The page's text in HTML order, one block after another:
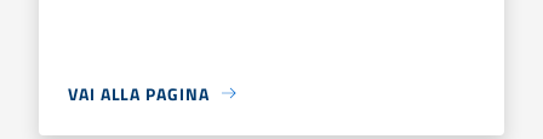
VAI ALLA PAGINA